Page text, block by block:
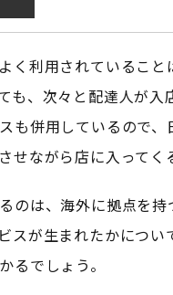
く利用されていること
も、次々と配達人が入
も併用しているので
せながら店に入ってく
のは、海外に拠点を
スが生まれたかにつ
るでしょう。